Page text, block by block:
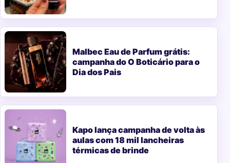
Malbec Eau de Parfum grátis:
campanha do O Boticário para o
Dia dos Pais
Kapo lança campanha de volta às
aulas com 18 mil lancheiras
térmicas de brinde